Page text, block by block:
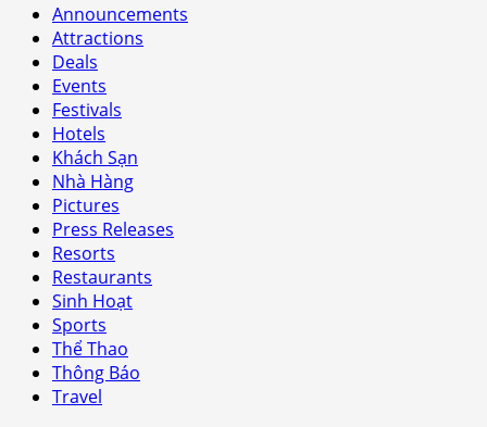
Announcements
Attractions
Deals
Events
Festivals
Hotels
Khách Sạn
Nhà Hàng
Pictures
Press Releases
Resorts
Restaurants
Sinh Hoạt
Sports
Thể Thao
Thông Báo
Travel